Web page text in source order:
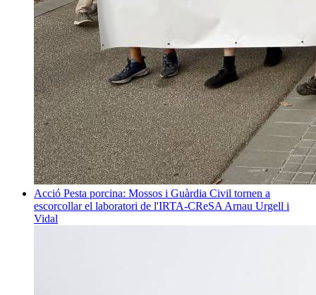
Acció Pesta porcina: Mossos i Guàrdia Civil tornen a
escorcollar el laboratori de l'IRTA-CReSA Arnau Urgell i
Vidal